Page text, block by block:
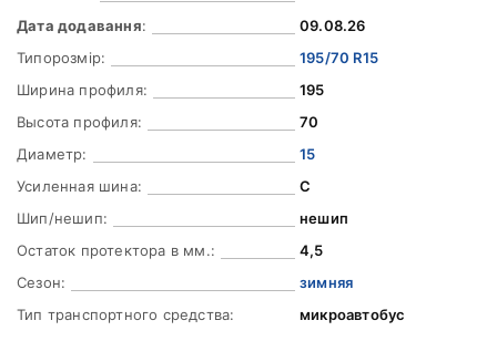
Дата додавання:
09.08.26
Типорозмір:
195/70 R15
Ширина профиля:
195
Высота профиля:
70
Диаметр:
15
Усиленная шина:
C
Шип/нешип:
нешип
Остаток протектора в мм.:
4,5
Сезон:
зимняя
Тип транспортного средства:
микроавтобус